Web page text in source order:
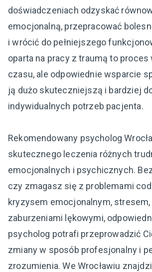
doświadczeniach odzyskać
emocjonalną, przepracować
i wrócić do pełniejszego
oparta na pracy z traumą to
czasu, ale odpowiednie wsparcie
ją dużo skuteczniejszą i bardziej
indywidualnych potrzeb pacjenta.
Rekomendowany psycholog
skutecznego leczenia różnych
emocjonalnych i psychicznych.
czy zmagasz się z problemami
kryzysem emocjonalnym,
zaburzeniami lękowymi,
psycholog potrafi przeprowadzić
zmiany w sposób profesjonalny i
zrozumienia. We Wrocławiu